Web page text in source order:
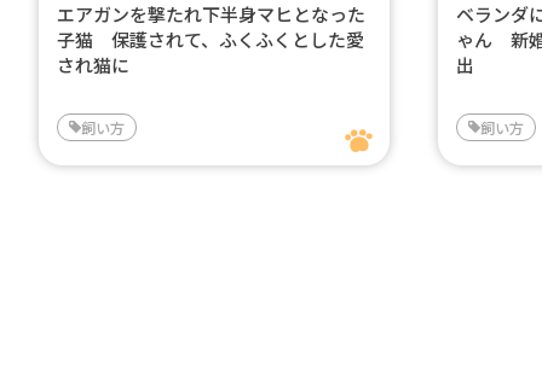
エアガンを撃たれ下半身マヒとなった
子猫 保護されて、ふくふくとした愛
され猫に
飼い方
ベランダ
ゃん 新
出
飼い方